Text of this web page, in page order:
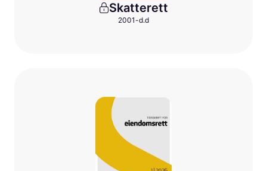
Skatterett
2001-d.d